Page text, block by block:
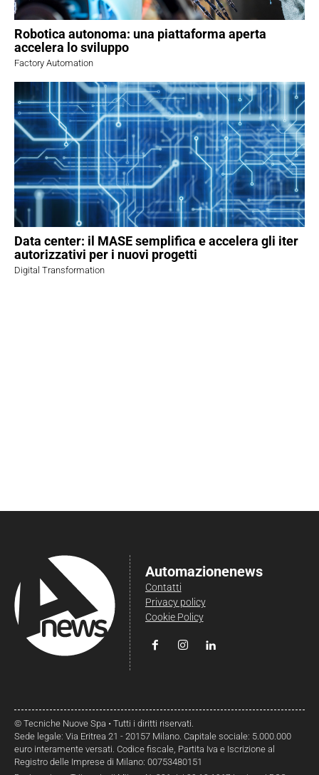
Robotica autonoma: una piattaforma aperta
accelera lo sviluppo
Factory Automation
Data center: il MASE semplifica e accelera gli iter
autorizzativi per i nuovi progetti
Digital Transformation
Automazionenews
Contatti
Privacy policy
Cookie Policy
© Tecniche Nuove Spa • Tutti i diritti riservati.
Sede legale: Via Eritrea 21 - 20157 Milano. Capitale sociale: 5.000.000
euro interamente versati. Codice fiscale, Partita Iva e Iscrizione al
Registro delle Imprese di Milano: 00753480151